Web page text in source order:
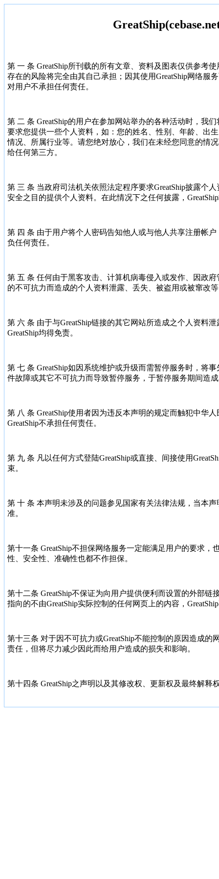
第 一 条 GreatShip所刊载的所有文章、资料及图表仅供参考
存在的风险将完全由其自己承担；因其使用GreatShip网络服
对用户不承担任何责任。
第 二 条 GreatShip的用户在参加网站举办的各种活动时，我
要求您提供一些个人资料，如：您的姓名、性别、年龄、出
情况、所属行业等。请您绝对放心，我们在未经您同意的情
给任何第三方。
第 三 条 当政府司法机关依照法定程序要求GreatShip披露个
安全之目的提供个人资料。在此情况下之任何披露，
第 四 条 由于用户将个人密码告知他人或与他人共享注册帐
负任何责任。
第 五 条 任何由于黑客攻击、计算机病毒侵入或发作、因政
的不可抗力而造成的个人资料泄露、丢失、被盗用或被窜改
第 六 条 由于与GreatShip链接的其它网站所造成之个人资料
GreatShip均得免责。
第 七 条 GreatShip如因系统维护或升级而需暂停服务时，将
件故障或其它不可抗力而导致暂停服务，于暂停服务期间造
第 八 条 GreatShip使用者因为违反本声明的规定而触犯中华
GreatShip不承担任何责任。
第 九 条 凡以任何方式登陆GreatShip或直接、间接使用
束。
第 十 条 本声明未涉及的问题参见国家有关法律法规，当本
准。
第十一条 GreatShip不担保网络服务一定能满足用户的要求
性、安全性、准确性也都不作担保。
第十二条 GreatShip不保证为向用户提供便利而设置的外部
指向的不由GreatShip实际控制的任何网页上的内容，
第十三条 对于因不可抗力或GreatShip不能控制的原因造成的
责任，但将尽力减少因此而给用户造成的损失和影响。
第十四条 GreatShip之声明以及其修改权、更新权及最终解释